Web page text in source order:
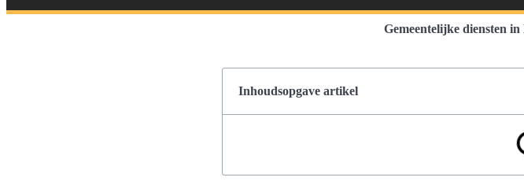
Gemeentelijke diensten
Inhoudsopgave artikel